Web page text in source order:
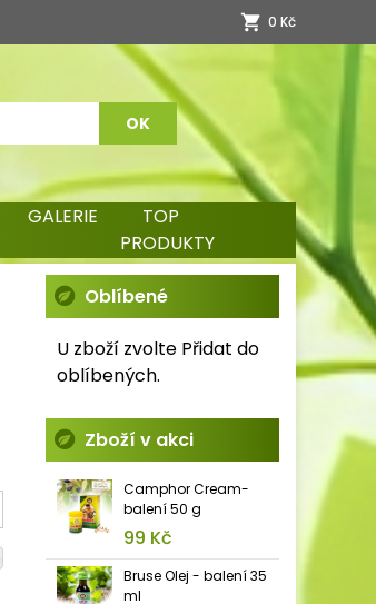
0 Kč
GALERIE
TOP
PRODUKTY
Oblíbené
U zboží zvolte Přidat do
oblíbených.
Zboží v akci
Camphor Cream-
balení 50 g
99 Kč
Bruse Olej - balení 35
ml